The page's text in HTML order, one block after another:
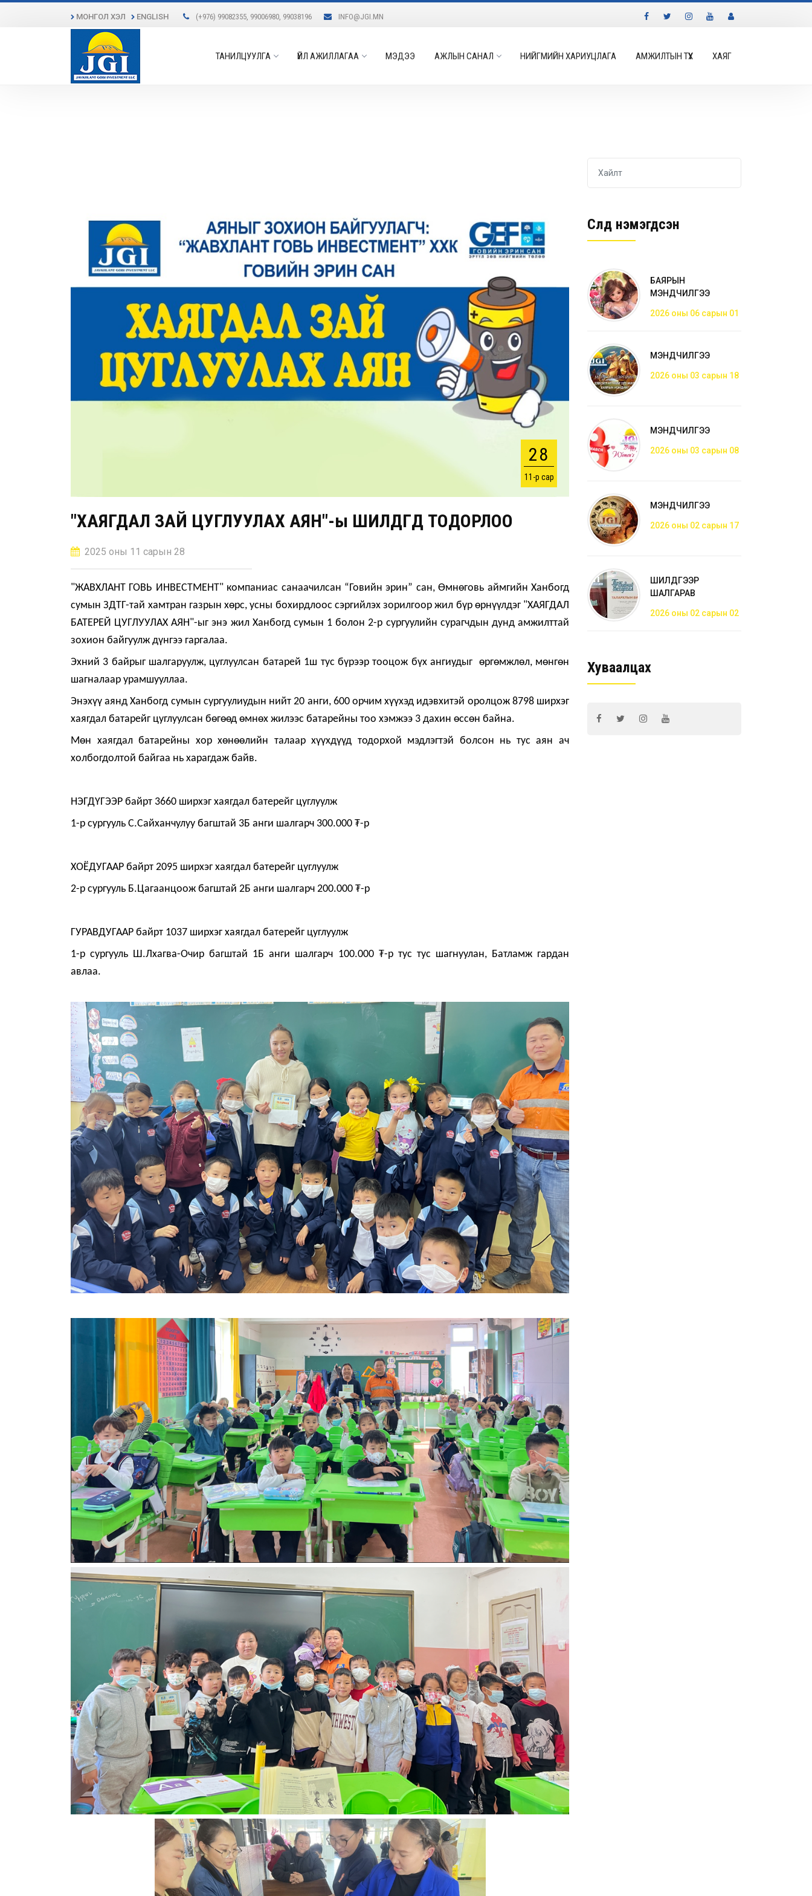
МОНГОЛ ХЭЛ ENGLISH (+976) 99082355, 99006980, 99038196 INFO@JGI.MN
ТАНИЛЦУУЛГА ҮЙЛ АЖИЛЛАГАА МЭДЭЭ АЖЛЫН САНАЛ НИЙГМИЙН ХАРИУЦЛАГА АМЖИЛТЫН ТҮҮХ ХАЯГ
28
11-р сар
"ХАЯГДАЛ ЗАЙ ЦУГЛУУЛАХ АЯН"-ы ШИЛДГҮҮД ТОДОРЛОО
2025 оны 11 сарын 28
"ЖАВХЛАНТ ГОВЬ ИНВЕСТМЕНТ" компаниас санаачилсан “Говийн эрин” сан, Өмнөговь аймгийн Ханбогд
сумын ЗДТГ-тай хамтран газрын хөрс, усны бохирдлоос сэргийлэх зорилгоор жил бүр өрнүүлдэг "ХАЯГДАЛ
БАТЕРЕЙ ЦУГЛУУЛАХ АЯН"-ыг энэ жил Ханбогд сумын 1 болон 2-р сургуулийн сурагчдын дунд амжилттай
зохион байгуулж дүнгээ гаргалаа.
Эхний 3 байрыг шалгаруулж, цуглуулсан батарей 1ш тус бүрээр тооцож бүх ангиудыг өргөмжлөл, мөнгөн
шагналаар урамшууллаа.
Энэхүү аянд Ханбогд сумын сургуулиудын нийт 20 анги, 600 орчим хүүхэд идэвхитэй оролцож 8798 ширхэг
хаягдал батарейг цуглуулсан бөгөөд өмнөх жилээс батарейны тоо хэмжээ 3 дахин өссөн байна.
Мөн хаягдал батарейны хор хөнөөлийн талаар хүүхдүүд тодорхой мэдлэгтэй болсон нь тус аян ач
холбогдолтой байгаа нь харагдаж байв.
НЭГДҮГЭЭР байрт 3660 ширхэг хаягдал батерейг цуглуулж
1-р сургууль С.Сайханчулуу багштай 3Б анги шалгарч 300.000 ₮-р
ХОЁДУГААР байрт 2095 ширхэг хаягдал батерейг цуглуулж
2-р сургууль Б.Цагаанцоож багштай 2Б анги шалгарч 200.000 ₮-р
ГУРАВДУГААР байрт 1037 ширхэг хаягдал батерейг цуглуулж
1-р сургууль Ш.Лхагва-Очир багштай 1Б анги шалгарч 100.000 ₮-р тус тус шагнуулан, Батламж гардан
авлаа.
Сүүлд нэмэгдсэн
БАЯРЫН
МЭНДЧИЛГЭЭ
2026 оны 06 сарын 01
МЭНДЧИЛГЭЭ
2026 оны 03 сарын 18
МЭНДЧИЛГЭЭ
2026 оны 03 сарын 08
МЭНДЧИЛГЭЭ
2026 оны 02 сарын 17
ШИЛДГЭЭР
ШАЛГАРАВ
2026 оны 02 сарын 02
Хуваалцах